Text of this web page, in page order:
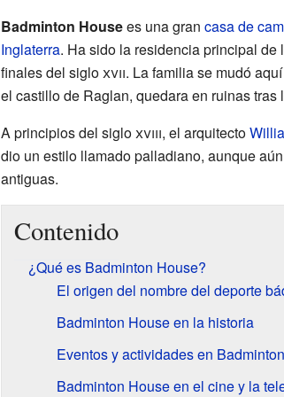
Badminton Housees una gran casa de
Inglaterra. Ha sido la residencia principal de
finales del sigloxvii. La familia se mudó
el castillo de Raglan, quedara en ruinas tras
A principios del sigloxviii, el arquitecto
dio un estilo llamado palladiano, aunque
antiguas.
Contenido
¿Qué es Badminton House?
El origen del nombre del deporte
Badminton House en la historia
Eventos y actividades en
Badminton House en el cine y la